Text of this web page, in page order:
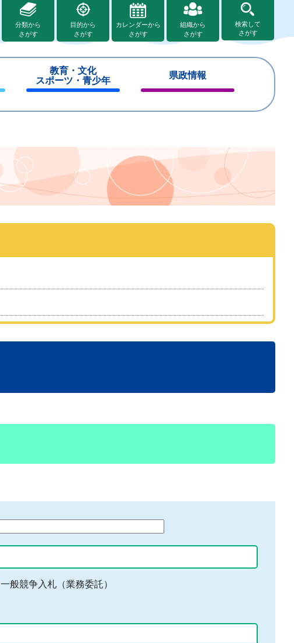
分類から
さがす
目的から
さがす
カレンダーから
さがす
組織から
さがす
検索して
さがす
教育・文化
スポーツ・青少年
じ
県政情報
じ
一般競争入札（業務委託）